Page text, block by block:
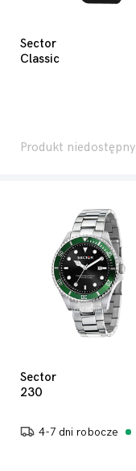
Sector
Classic
Produkt niedostępny
Sector
230
4-7 dni robocze